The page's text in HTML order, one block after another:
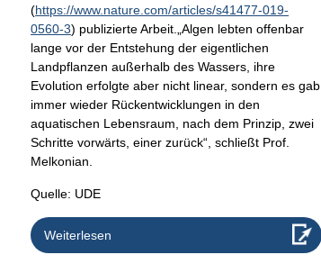
(https://www.nature.com/articles/s41477-019-
0560-3) publizierte Arbeit.„Algen lebten offenbar
lange vor der Entstehung der eigentlichen
Landpflanzen außerhalb des Wassers, ihre
Evolution erfolgte aber nicht linear, sondern es gab
immer wieder Rückentwicklungen in den
aquatischen Lebensraum, nach dem Prinzip, zwei
Schritte vorwärts, einer zurück“, schließt Prof.
Melkonian.
Quelle: UDE
Weiterlesen